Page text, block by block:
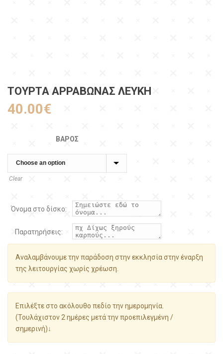
ΤΟΎΡΤΑ ΑΡΡΑΒΏΝΑΣ ΛΕΥΚΉ
40.00€
ΒΆΡΟΣ
Clear
Όνομα στο δίσκο:
Παρατηρήσεις:
Αναλαμβάνουμε την παράδοση στην εκκλησία στην έναρξη
της λειτουργίας χωρίς χρέωση.
Επιλέξτε στο ακόλουθο πεδίο την ημερομηνία.
(Τουλάχιστον 2 ημέρες μετά την προεπιλεγμένη /
σημερινή)↓